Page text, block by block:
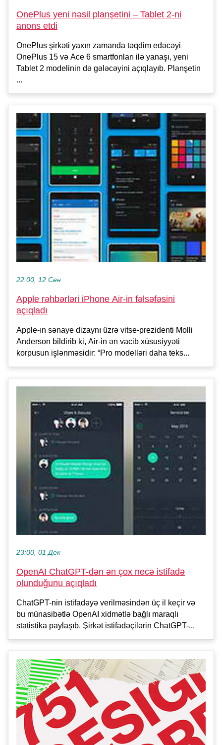
OnePlus yeni nəsil planşetini – Tablet 2-ni
anons etdi
OnePlus şirkəti yaxın zamanda təqdim edəcəyi
OnePlus 15 və Ace 6 smartfonları ilə yanaşı, yeni
Tablet 2 modelinin də gələcəyini açıqlayıb. Planşetin
...
22:00, 12 Сен
Apple rəhbərləri iPhone Air-in fəlsəfəsini
açıqladı
Apple-ın sənaye dizaynı üzrə vitse-prezidenti Molli
Anderson bildirib ki, Air-in ən vacib xüsusiyyəti
korpusun işlənməsidir: “Pro modelləri daha teks...
23:00, 01 Дек
OpenAI ChatGPT-dən ən çox necə istifadə
olunduğunu açıqladı
ChatGPT-nin istifadəyə verilməsindən üç il keçir və
bu münasibətlə OpenAI xidmətlə bağlı maraqlı
statistika paylaşıb. Şirkət istifadəçilərin ChatGPT-...